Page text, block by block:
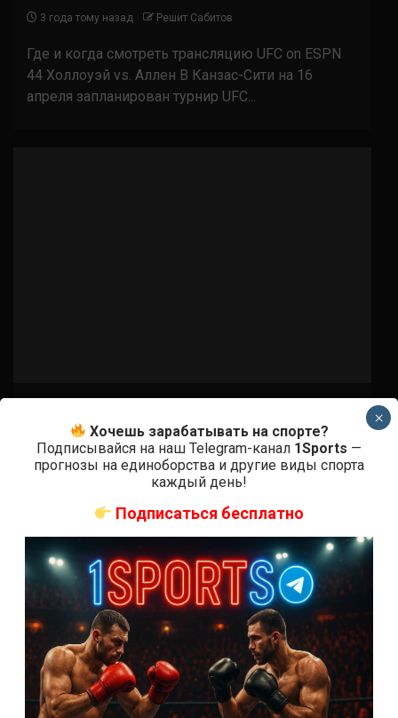
3 года тому назад Решит Сабитов
Где и когда смотреть трансляцию UFC on ESPN
44 Холлоуэй vs. Аллен В Канзас-Сити на 16
апреля запланирован турнир UFC...
Келвин Каттар – Арнольд Аллен
4 года тому назад Решит Сабитов
Хочешь зарабатывать на спорте?
Подписывайся на наш Telegram-канал 1Sports —
прогнозы на единоборства и другие виды спорта
каждый день!
Подписаться бесплатно
×